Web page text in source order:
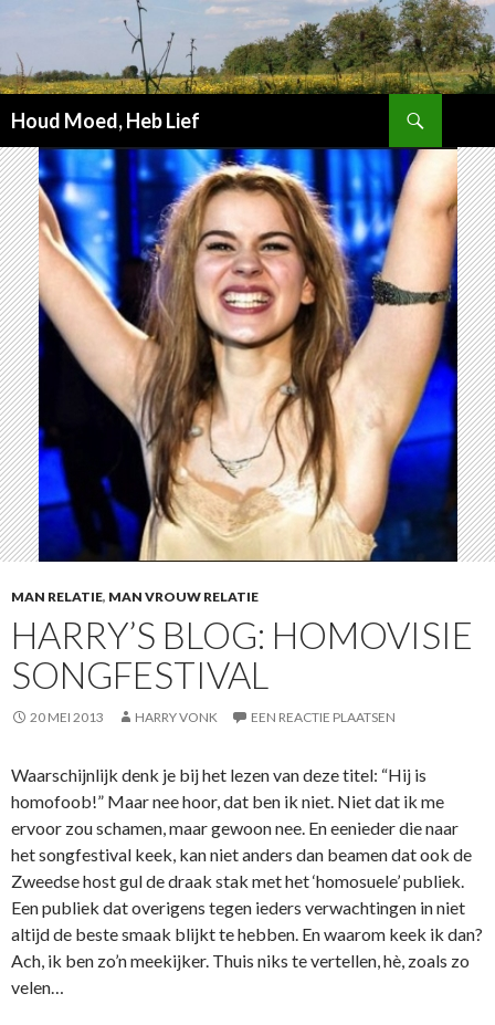
Houd Moed, Heb Lief
NAAR
INHOUD
MAN RELATIE, MAN VROUW RELATIE
HARRY’S BLOG: HOMOVISIE
SONGFESTIVAL
20 MEI 2013 HARRY VONK EEN REACTIE PLAATSEN
Waarschijnlijk denk je bij het lezen van deze titel: “Hij is
homofoob!” Maar nee hoor, dat ben ik niet. Niet dat ik me
ervoor zou schamen, maar gewoon nee. En eenieder die naar
het songfestival keek, kan niet anders dan beamen dat ook de
Zweedse host gul de draak stak met het ‘homosuele’ publiek.
Een publiek dat overigens tegen ieders verwachtingen in niet
altijd de beste smaak blijkt te hebben. En waarom keek ik dan?
Ach, ik ben zo’n meekijker. Thuis niks te vertellen, hè, zoals zo
velen…